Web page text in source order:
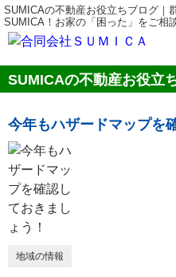
SUMICAの不動産お役立ちブログ｜
SUMICA！お家の「困った」をご相
SUMICAの不動産お役立
今年もハザードマップを
地域の情報